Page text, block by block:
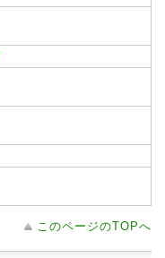
このページのTOPへ